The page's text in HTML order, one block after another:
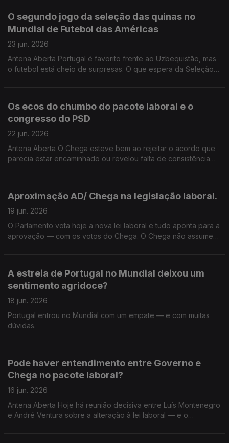
O segundo jogo da seleção das quinas no
Mundial de Futebol das Américas
23 jun. 2026
Antena Aberta Portugal é favorito frente ao Uzbequistão, mas
o futebol está cheio de surpresas. O que espera da Seleção
Os ecos do chumbo do pacote laboral e o
congresso do PSD
22 jun. 2026
Antena Aberta O Chega esteve bem ao rejeitar o acordo que
parecia estar encaminhado ou revelou falta de consistência
acordo que parecia estar encaminhado ou revelou falta de
consistência política? Como avalia a reação e as propostas de
Aproximação AD/ Chega na legislação laboral.
19 jun. 2026
O Parlamento vota hoje a nova lei laboral e tudo aponta para a
aprovação — com os votos do Chega. O Chega não assume
vida de quem trabalha — ou abre a porta a mais
precariedade? Que leitura faz desta aproximação entre
Governo e Chega? E no seu dia-a-dia: o que espera que
mude com esta reforma laboral? O que espera do papel do
Presidente da República?
A estreia de Portugal no Mundial deixou um
sentimento agridoce?
18 jun. 2026
Portugal entrou no Mundial com um empate — e com muitas
dúvidas.
Pode haver entendimento entre Governo e
Chega no pacote laboral?
16 jun. 2026
Antena Aberta Hoje há reunião decisiva entre Luís Montenegro
e André Ventura sobre a alteração à lei laboral — e o